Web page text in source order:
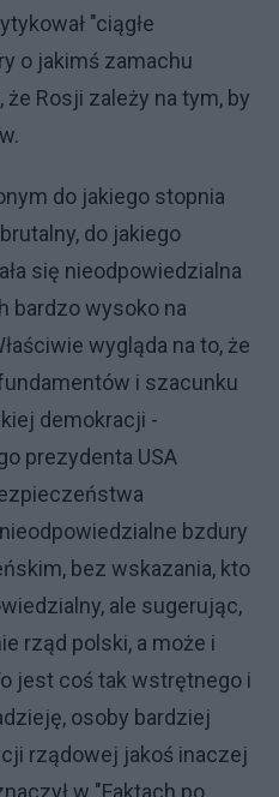
"ciągłe
o jakimś zamachu
Rosji zależy na tym, by
do jakiego stopnia
do jakiego
się nieodpowiedzialna
bardzo wysoko na
wygląda na to, że
i szacunku
demokracji -
prezydenta USA
bzdury
bez wskazania, kto
ale sugerując,
rząd polski, a może i
jest coś tak wstrętnego i
osoby bardziej
rządowej jakoś inaczej
w "Faktach po